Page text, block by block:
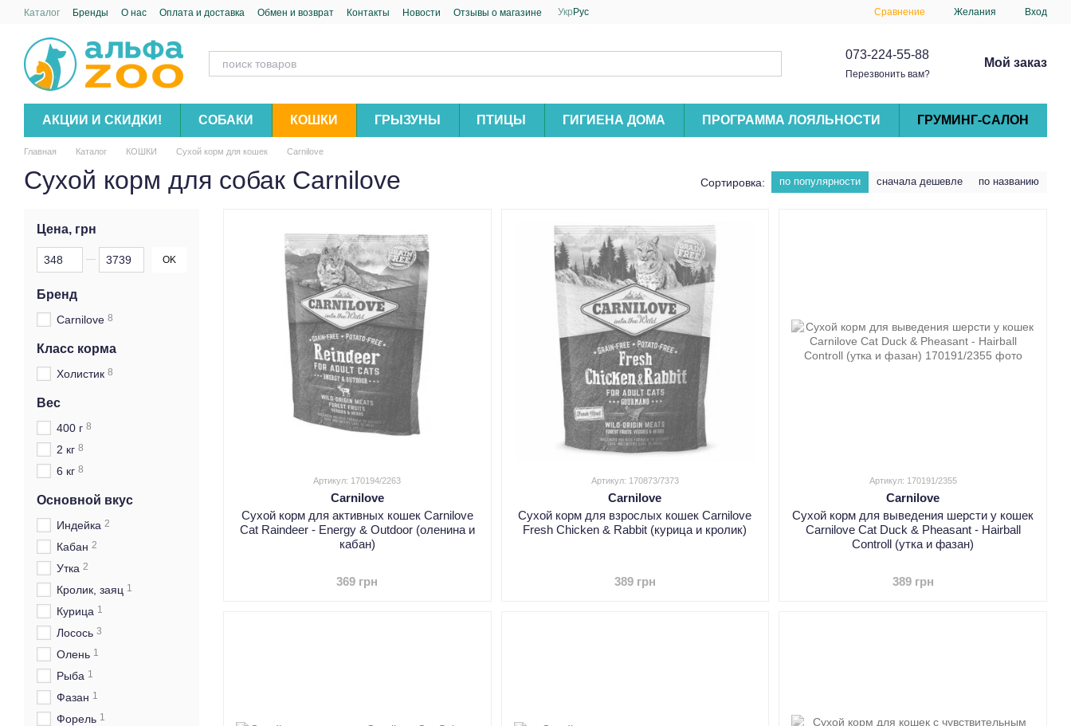
Перейти к основному контенту
Каталог Бренды О нас Оплата и доставка Обмен и возврат Контакты Новости Отзывы о магазине Укр Рус Сравнение Желания Вход
073-224-55-88
Перезвонить вам?
Мой заказ
АКЦИИ И СКИДКИ! СОБАКИ КОШКИ ГРЫЗУНЫ ПТИЦЫ ГИГИЕНА ДОМА ПРОГРАММА ЛОЯЛЬНОСТИ ГРУМИНГ-САЛОН
Главная Каталог КОШКИ Сухой корм для кошек Carnilove
Сухой корм для собак Carnilove Сортировка: по популярности сначала дешевле по названию
Артикул: 170194/2263
Carnilove
Сухой корм для активных кошек Carnilove
Cat Raindeer - Energy & Outdoor (оленина и
кабан)
369 грн
Артикул: 170873/7373
Carnilove
Сухой корм для взрослых кошек Carnilove
Fresh Chicken & Rabbit (курица и кролик)
389 грн
Артикул: 170191/2355
Carnilove
Сухой корм для выведения шерсти у кошек
Carnilove Cat Duck & Pheasant - Hairball
Controll (утка и фазан)
389 грн
Цена, грн
От Цена, грн
До Цена, грн OK
Бренд
Carnilove 8
Класс корма
Холистик 8
Вес
400 г 8
2 кг 8
6 кг 8
Основной вкус
Индейка 2
Кабан 2
Утка 2
Кролик, заяц 1
Курица 1
Лосось 3
Олень 1
Рыба 1
Фазан 1
Форель 1